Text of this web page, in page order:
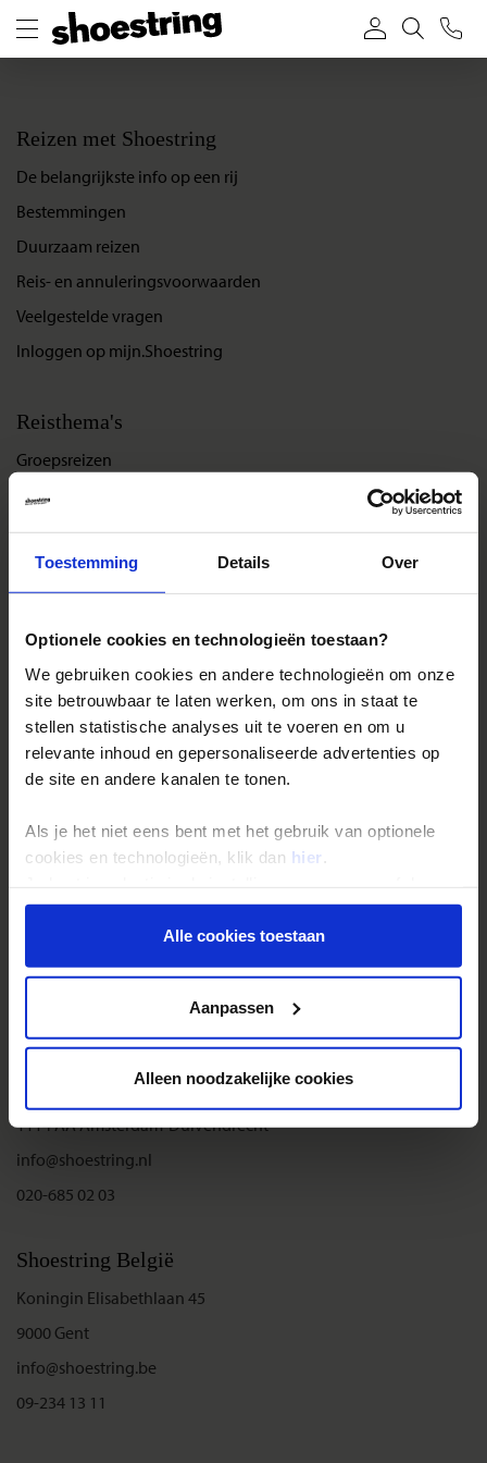
Toestemming Details Over
Optionele cookies en technologieën toestaan?
We gebruiken cookies en andere technologieën om onze
site betrouwbaar te laten werken, om ons in staat te
stellen statistische analyses uit te voeren en om u
relevante inhoud en gepersonaliseerde advertenties op
de site en andere kanalen te tonen.
Als je het niet eens bent met het gebruik van optionele
cookies en technologieën, klik dan hier
onder aan de pagina op elk gewenst moment voor de
toekomst wijzigen.Alle cookies toestaan
Aanpassen
Alleen noodzakelijke cookies
Reizen met Shoestring
De belangrijkste info op een rij
Bestemmingen
Duurzaam reizen
Reis- en annuleringsvoorwaarden
Veelgestelde vragen
Inloggen op mijn.Shoestring
Reisthema's
Groepsreizen
Single reizen
Festivalreizen
Gegarandeerde reizen
Nieuwe reizen
Over Shoestring
Bel, mail of chat met ons
Privacybeleid
Cookies instellingen
Vacatures
Nieuwsbrief
Shoestring Nederland
1114 AA Amsterdam-Duivendrecht
info@shoestring.nl
020-685 02 03
Shoestring België
Koningin Elisabethlaan 45
9000 Gent
info@shoestring.be
09-234 13 11